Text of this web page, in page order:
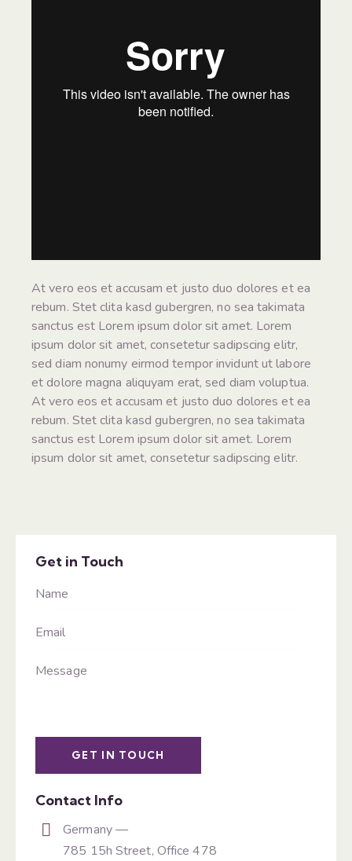
At vero eos et accusam et justo duo dolores et ea
rebum. Stet clita kasd gubergren, no sea takimata
sanctus est Lorem ipsum dolor sit amet. Lorem
ipsum dolor sit amet, consetetur sadipscing elitr,
sed diam nonumy eirmod tempor invidunt ut labore
et dolore magna aliquyam erat, sed diam voluptua.
At vero eos et accusam et justo duo dolores et ea
rebum. Stet clita kasd gubergren, no sea takimata
sanctus est Lorem ipsum dolor sit amet. Lorem
ipsum dolor sit amet, consetetur sadipscing elitr.
Get in Touch
Contact Info
Germany —
785 15h Street, Office 478